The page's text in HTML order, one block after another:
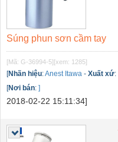
Súng phun sơn cầm tay
[Mã: G-36994-5][xem: 1285]
[Nhãn hiệu:Anest Itawa - Xuất xứ:
[Nơi bán: ]
2018-02-22 15:11:34]